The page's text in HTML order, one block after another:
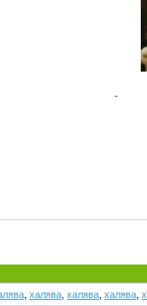
, халява, халява, халява,